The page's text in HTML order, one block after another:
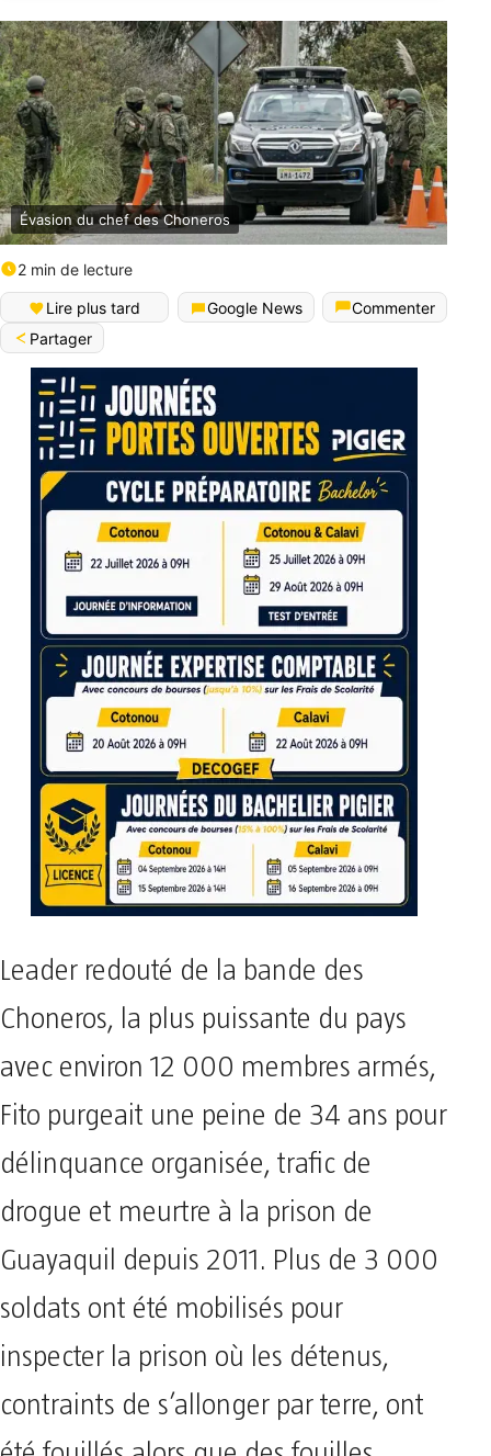
Évasion du chef des Choneros
2 min de lecture
Lire plus tard Google News
Commenter
Partager
Leader redouté de la bande des
Choneros, la plus puissante du pays
avec environ 12 000 membres armés,
Fito purgeait une peine de 34 ans pour
délinquance organisée, trafic de
drogue et meurtre à la prison de
Guayaquil depuis 2011. Plus de 3 000
soldats ont été mobilisés pour
inspecter la prison où les détenus,
contraints de s’allonger par terre, ont